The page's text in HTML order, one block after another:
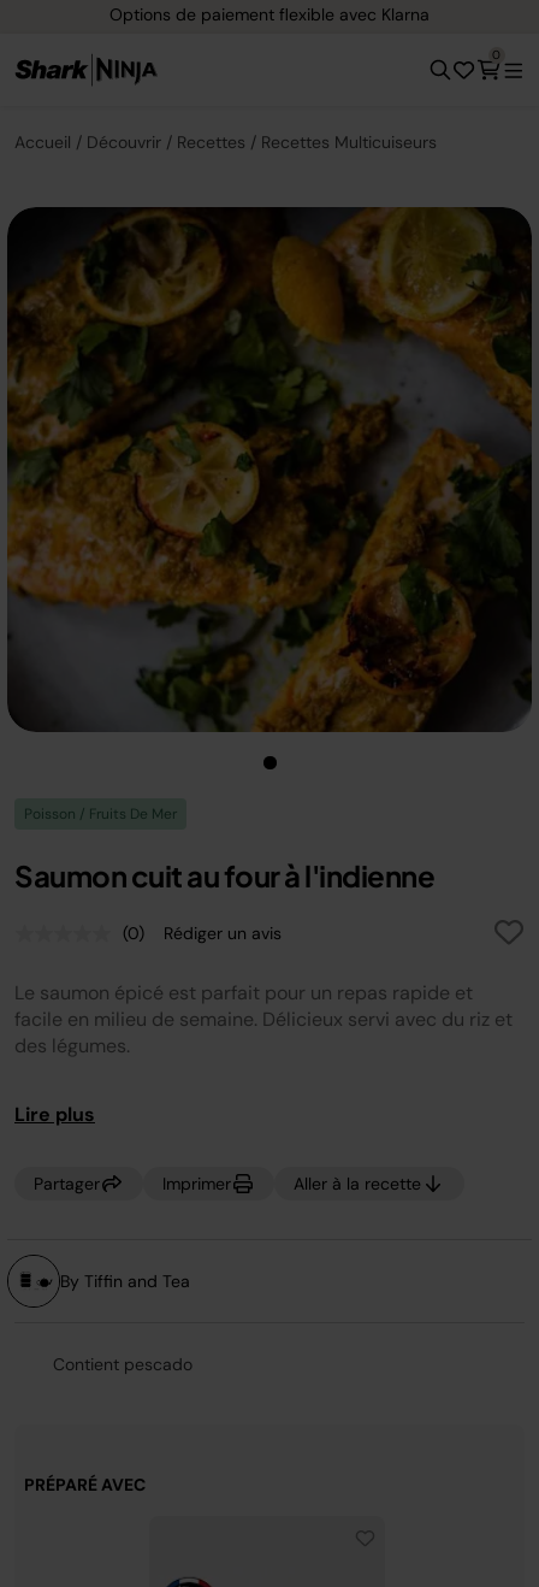
Options de paiement flexible avec Klarna
0
Accueil Découvrir Recettes Recettes Multicuiseurs
Poisson / Fruits De Mer
Saumon cuit au four à l'indienne
Aucune
de
notation.
Lien
sur
la
(0) Rédiger un avis
Le saumon épicé est parfait pour un repas rapide et
facile en milieu de semaine. Délicieux servi avec du riz et
des légumes.
Lire plus
Partager Imprimer Aller à la recette
By Tiffin and Tea
Contient pescado
PRÉPARÉ AVEC